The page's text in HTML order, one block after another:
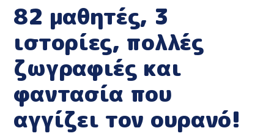
82 μαθητές, 3
ιστορίες, πολλές
ζωγραφιές και
φαντασία που
αγγίζει τον ουρανό!